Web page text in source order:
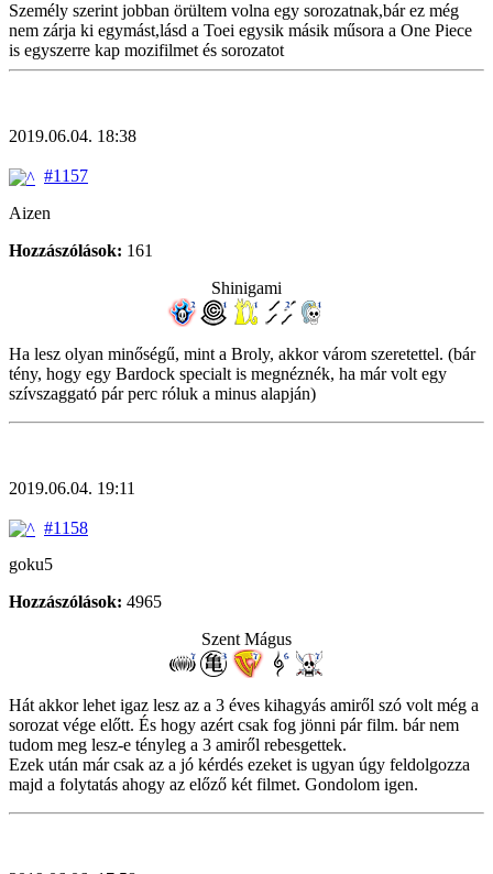
Személy szerint jobban örültem volna egy sorozatnak,bár ez még
nem zárja ki egymást,lásd a Toei egysik másik műsora a One Piece
is egyszerre kap mozifilmet és sorozatot
2019.06.04. 18:38
#1157
Aizen
Hozzászólások: 161
Shinigami
Ha lesz olyan minőségű, mint a Broly, akkor várom szeretettel. (bár
tény, hogy egy Bardock specialt is megnéznék, ha már volt egy
szívszaggató pár perc róluk a minus alapján)
2019.06.04. 19:11
#1158
goku5
Hozzászólások: 4965
Szent Mágus
Hát akkor lehet igaz lesz az a 3 éves kihagyás amiről szó volt még a
sorozat vége előtt. És hogy azért csak fog jönni pár film. bár nem
tudom meg lesz-e tényleg a 3 amiről rebesgettek.
Ezek után már csak az a jó kérdés ezeket is ugyan úgy feldolgozza
majd a folytatás ahogy az előző két filmet. Gondolom igen.